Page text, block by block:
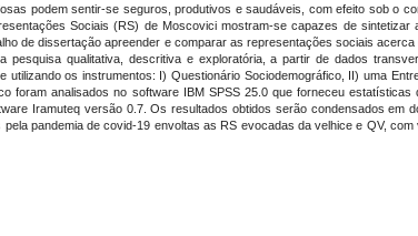
podem sentir-se seguros, produtivos e saudáveis, com efeito sob o
Sociais (RS) de Moscovici mostram-se capazes de sintetizar
de dissertação apreender e comparar as representações sociais
qualitativa, descritiva e exploratória, a partir de dados
os instrumentos: I) Questionário Sociodemográfico, II) uma
foram analisados no software IBM SPSS 25.0 que forneceu
Iramuteq versão 0.7. Os resultados obtidos serão condensados em
pandemia de covid-19 envoltas as RS evocadas da velhice e QV,